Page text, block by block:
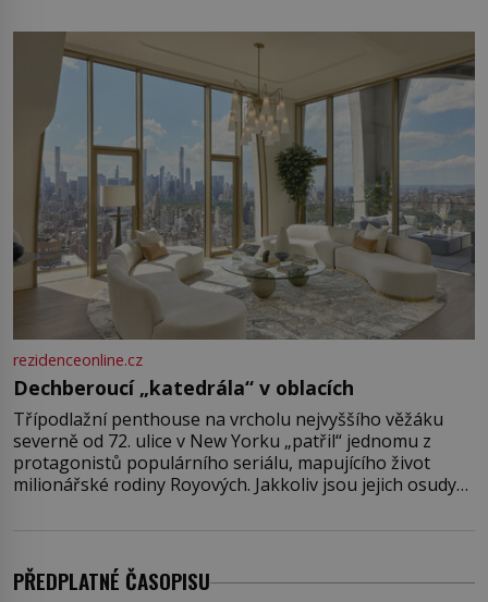
rezidenceonline.cz
Dechberoucí „katedrála“ v oblacích
Třípodlažní penthouse na vrcholu nejvyššího věžáku
severně od 72. ulice v New Yorku „patřil“ jednomu z
protagonistů populárního seriálu, mapujícího život
milionářské rodiny Royových. Jakkoliv jsou jejich osudy
jenom jednou z nemovitostí
PŘEDPLATNÉ ČASOPISU